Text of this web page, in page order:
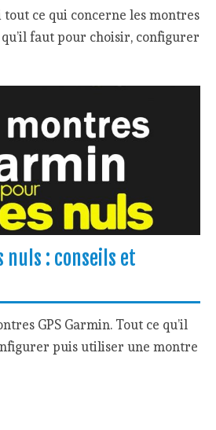
ce qui concerne les montres
qu’il faut pour choisir, configurer
nuls : conseils et
GPS Garmin. Tout ce qu’il
puis utiliser une montre